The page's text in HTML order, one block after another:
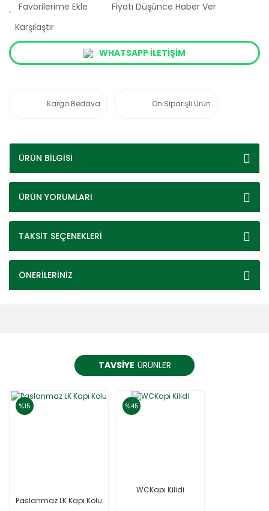
Fiyatı Düşünce Haber Ver
Karşılaştır
WHATSAPP İLETİŞİM
Kargo Bedava Ön Siparişli Ürün
ÜRÜN BİLGİSİ
ÜRÜN YORUMLARI
TAKSİT SEÇENEKLERİ
ÖNERİLERİNİZ
TAVSİYE ÜRÜNLER
%15
Paslanmaz LK Kapı Kolu
%45
WCKapı Kilidi